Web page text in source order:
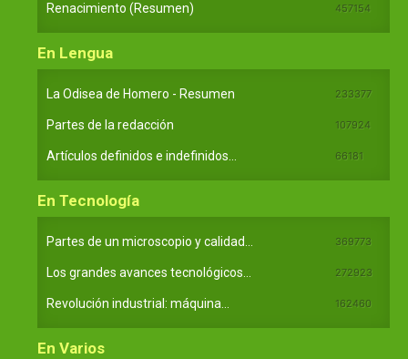
Renacimiento (Resumen) 457154
En Lengua
La Odisea de Homero - Resumen 233377
Partes de la redacción 107924
Artículos definidos e indefinidos... 66181
En Tecnología
Partes de un microscopio y calidad... 369773
Los grandes avances tecnológicos... 272923
Revolución industrial: máquina... 162460
En Varios